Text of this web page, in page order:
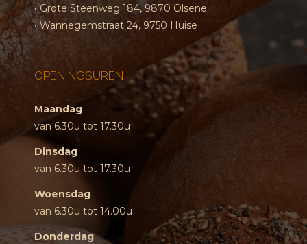
• Grote Steenweg 184, 9870 Olsene
• Wannegemstraat 24, 9750 Huise
OPENINGSUREN
Maandag
van 6.30u tot 17.30u
Dinsdag
van 6.30u tot 17.30u
Woensdag
van 6.30u tot 14.00u
Donderdag